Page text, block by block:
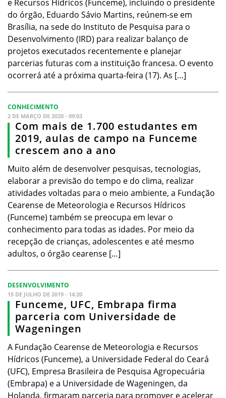
e Recursos Hídricos (Funceme), incluindo o presidente
do órgão, Eduardo Sávio Martins, reúnem-se em
Brasília, na sede do Instituto de Pesquisa para o
Desenvolvimento (IRD) para realizar balanço de
projetos executados recentemente e planejar
parcerias futuras com a instituição francesa. O evento
ocorrerá até a próxima quarta-feira (17). As […]
CONHECIMENTO
2 DE MARÇO DE 2020 - 09:03
Com mais de 1.700 estudantes em
2019, aulas de campo na Funceme
crescem ano a ano
Muito além de desenvolver pesquisas, tecnologias,
elaborar a previsão do tempo e do clima, realizar
atividades voltadas para o meio ambiente, a Fundação
Cearense de Meteorologia e Recursos Hídricos
(Funceme) também se preocupa em levar o
conhecimento para todas as idades. Por meio da
recepção de crianças, adolescentes e até mesmo
adultos, o órgão cearense […]
DESENVOLVIMENTO
15 DE JULHO DE 2019 - 14:20
Funceme, UFC, Embrapa firma
parceria com Universidade de
Wageningen
A Fundação Cearense de Meteorologia e Recursos
Hídricos (Funceme), a Universidade Federal do Ceará
(UFC), Empresa Brasileira de Pesquisa Agropecuária
(Embrapa) e a Universidade de Wageningen, da
Holanda, firmaram parceria para promover e acelerar